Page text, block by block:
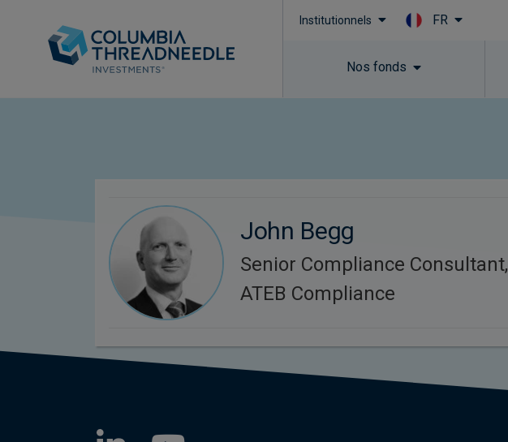
Institutionnels FR
Nos fonds
John Begg
Senior Compliance Consultant,
ATEB Compliance